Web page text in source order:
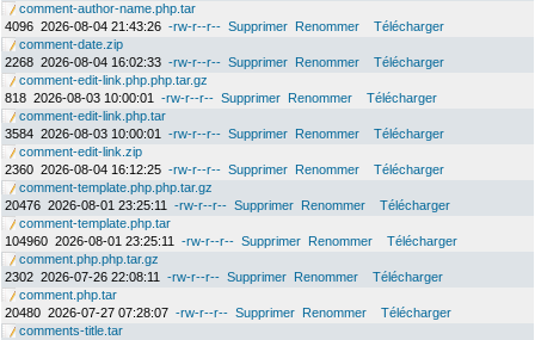
comment-author-name.php.tar
4096 2026-08-04 21:43:26 -rw-r--r-- Supprimer Renommer
Télécharger
comment-date.zip
2268 2026-08-04 16:02:33 -rw-r--r-- Supprimer Renommer
Télécharger
comment-edit-link.php.php.tar.gz
818 2026-08-03 10:00:01 -rw-r--r-- Supprimer Renommer
Télécharger
comment-edit-link.php.tar
3584 2026-08-03 10:00:01 -rw-r--r-- Supprimer Renommer
Télécharger
comment-edit-link.zip
2360 2026-08-04 16:12:25 -rw-r--r-- Supprimer Renommer
Télécharger
comment-template.php.php.tar.gz
20476 2026-08-01 23:25:11 -rw-r--r-- Supprimer Renommer
Télécharger
comment-template.php.tar
104960 2026-08-01 23:25:11 -rw-r--r-- Supprimer Renommer
Télécharger
comment.php.php.tar.gz
2302 2026-07-26 22:08:11 -rw-r--r-- Supprimer Renommer
Télécharger
comment.php.tar
20480 2026-07-27 07:28:07 -rw-r--r-- Supprimer Renommer
Télécharger
comments-title.tar